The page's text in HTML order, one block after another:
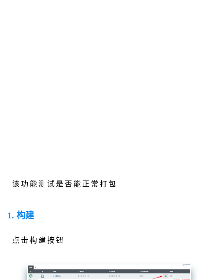
该功能测试是否能正常打包
1. 构建
点击构建按钮